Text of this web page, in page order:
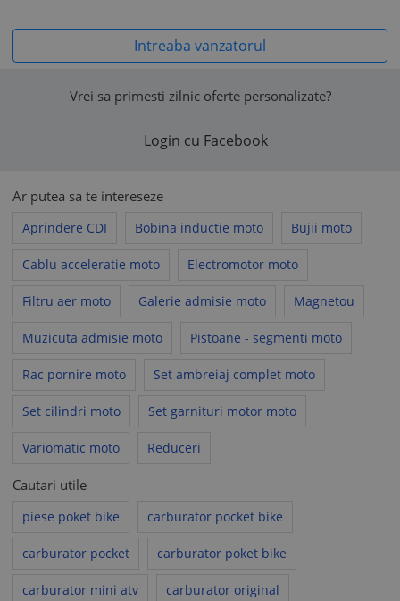
LA COMENZI MAI MARI SE POATE ACORDA
TRANSPORT GRATUIT SAU DIVERSE
TRANSPORTUL PE CURIERAT RAPID DIFERA DE LA
RON IN SUS (MAI INTAI VERIFICATI COSTUL
PRODUSELOR STOCURILE VARIAZA ZILNIC
Va rugam dupa achizitionarea produsului
confirmati comanda si adresa telefonic sau prin
mail pentru o livrare cat mai rapida .
Profil vanzator
Intra in magazin
Vă rugăm să aveți în vedere că politicile comerciale ale
utilizare al www.okazii.ro, nici legislației aplicabile.
încalcă legea sau Acordul de utilizare, acestea se consideră
sau prevederileAcordului de utilizare, după caz.
Intreaba vanzatorul
Vrei sa primesti zilnic oferte personalizate?
Login cu Facebook
Ar putea sa te intereseze
Aprindere CDI Bobina inductie moto Bujii moto
Cablu acceleratie moto Electromotor moto
Filtru aer moto Galerie admisie moto Magnetou
Muzicuta admisie moto Pistoane - segmenti moto
Rac pornire moto Set ambreiaj complet moto
Set cilindri moto Set garnituri motor moto
Variomatic moto Reduceri
Cautari utile
piese poket bike carburator pocket bike
carburator pocket carburator poket bike
carburator mini atv carburator original